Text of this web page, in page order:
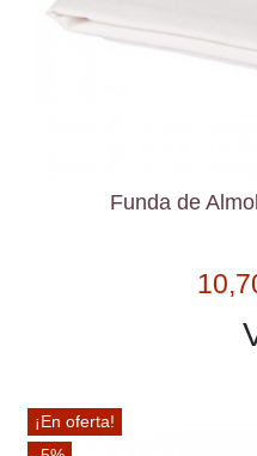
Funda de
¡En oferta!